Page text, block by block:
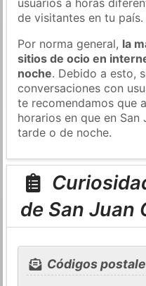
de visitantes en tu país.
Por norma general, la
sitios de ocio en
noche. Debido a esto,
conversaciones con
te recomendamos que
horarios en que en San
tarde o de noche.
de San Juan
Códigos